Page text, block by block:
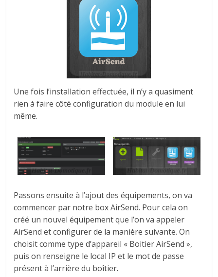
Une fois l’installation effectuée, il n’y a quasiment
rien à faire côté configuration du module en lui
même.
Passons ensuite à l’ajout des équipements, on va
commencer par notre box AirSend. Pour cela on
créé un nouvel équipement que l’on va appeler
AirSend et configurer de la manière suivante. On
choisit comme type d’appareil « Boitier AirSend »,
puis on renseigne le local IP et le mot de passe
présent à l’arrière du boîtier.